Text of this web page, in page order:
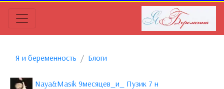
Я и беременность Блоги
Naya&Masik 9месяцев_и_ Пузик 7 н